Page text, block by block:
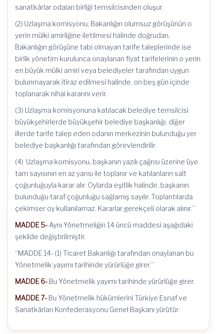
sanatkârlar odaları birliği temsilcisinden oluşur.
(2) Uzlaşma komisyonu; Bakanlığın olumsuz görüşünün o
yerin mülki amirliğine iletilmesi halinde doğrudan,
Bakanlığın görüşüne tabi olmayan tarife taleplerinde ise
birlik yönetim kurulunca onaylanan fiyat tarifelerinin o yerin
en büyük mülki amiri veya belediyeler tarafından uygun
bulunmayarak itiraz edilmesi halinde, on beş gün içinde
toplanarak nihai kararını verir.
(3) Uzlaşma komisyonuna katılacak belediye temsilcisi
büyükşehirlerde büyükşehir belediye başkanlığı, diğer
illerde tarife talep eden odanın merkezinin bulunduğu yer
belediye başkanlığı tarafından görevlendirilir.
(4) Uzlaşma komisyonu, başkanın yazılı çağrısı üzerine üye
tam sayısının en az yarısı ile toplanır ve katılanların salt
çoğunluğuyla karar alır. Oylarda eşitlik halinde, başkanın
bulunduğu taraf çoğunluğu sağlamış sayılır. Toplantılarda
çekimser oy kullanılamaz. Kararlar gerekçeli olarak alınır.”
MADDE 5- Aynı Yönetmeliğin 14 üncü maddesi aşağıdaki
şekilde değiştirilmiştir.
“MADDE 14- (1) Ticaret Bakanlığı tarafından onaylanan bu
Yönetmelik yayımı tarihinde yürürlüğe girer.”
MADDE 6- Bu Yönetmelik yayımı tarihinde yürürlüğe girer.
MADDE 7- Bu Yönetmelik hükümlerini Türkiye Esnaf ve
Sanatkârları Konfederasyonu Genel Başkanı yürütür.